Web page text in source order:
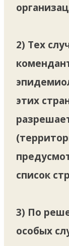
2) Тех
этих
список
3) По
особых